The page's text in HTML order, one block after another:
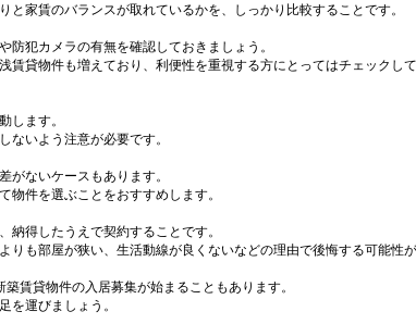
家賃のバランスが取れているかを、しっかり比較することです。
防犯カメラの有無を確認しておきましょう。
賃貸物件も増えており、利便性を重視する方にとってはチェックし
します。
ないよう注意が必要です。
がないケースもあります。
物件を選ぶことをおすすめします。
納得したうえで契約することです。
も部屋が狭い、生活動線が良くないなどの理由で後悔する可能性が
賃貸物件の入居募集が始まることもあります。
を運びましょう。